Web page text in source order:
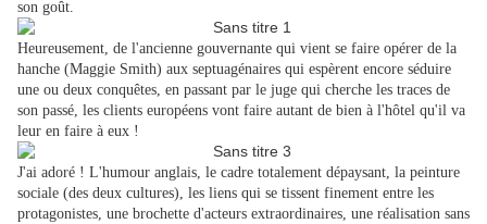
son goût.
Heureusement, de l'ancienne gouvernante qui vient se faire opérer de la
hanche (Maggie Smith) aux septuagénaires qui espèrent encore séduire
une ou deux conquêtes, en passant par le juge qui cherche les traces de
son passé, les clients européens vont faire autant de bien à l'hôtel qu'il va
leur en faire à eux !
J'ai adoré ! L'humour anglais, le cadre totalement dépaysant, la peinture
sociale (des deux cultures), les liens qui se tissent finement entre les
protagonistes, une brochette d'acteurs extraordinaires, une réalisation sans